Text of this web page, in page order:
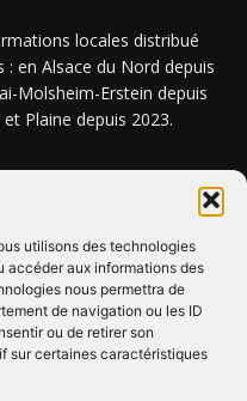
utilisons des technologies
accéder aux informations des
nous permettra de
de navigation ou les ID
ou de retirer son
sur certaines caractéristiques
locales distribué
en Alsace du Nord depuis
Molsheim-Erstein depuis
Plaine depuis 2023.
!
!